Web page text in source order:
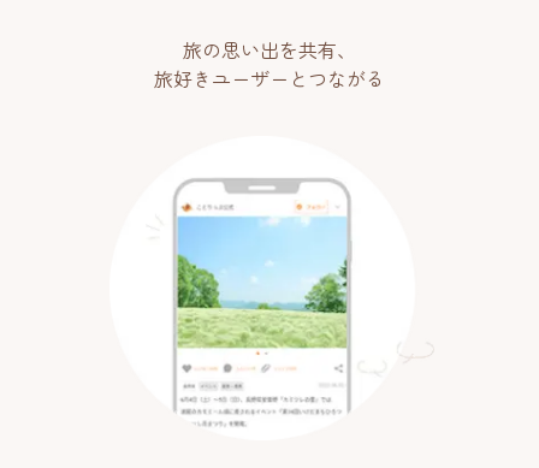
旅の思い出を共有、
旅好きユーザーとつながる